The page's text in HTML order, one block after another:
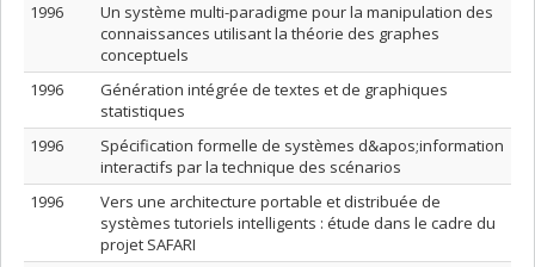
1996
Un système multi-paradigme pour la manipulation des
connaissances utilisant la théorie des graphes
conceptuels
1996
Génération intégrée de textes et de graphiques
statistiques
1996
Spécification formelle de systèmes d&apos;information
interactifs par la technique des scénarios
1996
Vers une architecture portable et distribuée de
systèmes tutoriels intelligents : étude dans le cadre du
projet SAFARI